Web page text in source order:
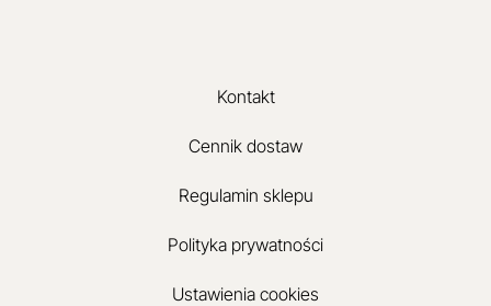
Kontakt
Cennik dostaw
Regulamin sklepu
Polityka prywatności
Ustawienia cookies